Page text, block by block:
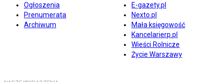
Ogłoszenia
Prenumerata
Archiwum
E-gazety.pl
Nexto.pl
Mała księgowość
Kancelarierp.pl
Wieści Rolnicze
Życie Warszawy